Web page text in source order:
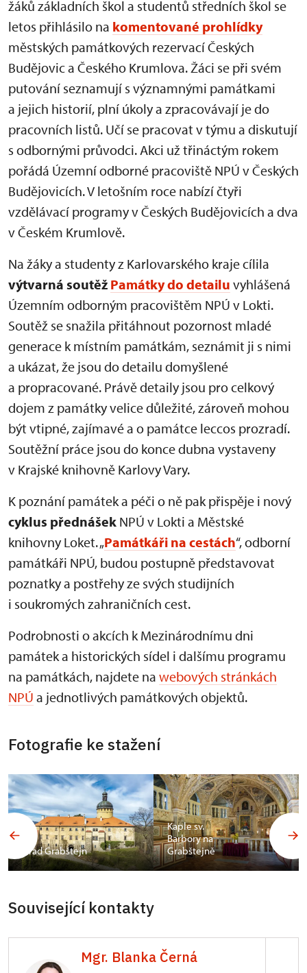
žáků základních škol a studentů středních škol se
letos přihlásilo na komentované prohlídky
městských památkových rezervací Českých
Budějovic a Českého Krumlova. Žáci se při svém
putování seznamují s významnými památkami
a jejich historií, plní úkoly a zpracovávají je do
pracovních listů. Učí se pracovat v týmu a diskutují
s odbornými průvodci. Akci už třináctým rokem
pořádá Územní odborné pracoviště NPÚ v Českých
Budějovicích. V letošním roce nabízí čtyři
vzdělávací programy v Českých Budějovicích a dva
v Českém Krumlově.
Na žáky a studenty z Karlovarského kraje cílila
výtvarná soutěž Památky do detailu vyhlášená
Územním odborným pracovištěm NPÚ v Lokti.
Soutěž se snažila přitáhnout pozornost mladé
generace k místním památkám, seznámit ji s nimi
a ukázat, že jsou do detailu domyšlené
a propracované. Právě detaily jsou pro celkový
dojem z památky velice důležité, zároveň mohou
být vtipné, zajímavé a o památce leccos prozradí.
Soutěžní práce jsou do konce dubna vystaveny
v Krajské knihovně Karlovy Vary.
K poznání památek a péči o ně pak přispěje i nový
cyklus přednášek NPÚ v Lokti a Městské
knihovny Loket. „Památkáři na cestách“, odborní
památkáři NPÚ, budou postupně představovat
poznatky a postřehy ze svých studijních
i soukromých zahraničních cest.
Podrobnosti o akcích k Mezinárodnímu dni
památek a historických sídel i dalšímu programu
na památkách, najdete na webových stránkách
NPÚ a jednotlivých památkových objektů.
Fotografie ke stažení
Hrad Grabštejn
Kaple sv.
Barbory na
Grabštejně
Související kontakty
Mgr. Blanka Černá